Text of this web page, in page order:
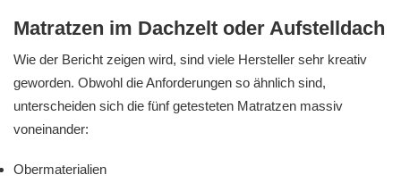
Matratzen im Dachzelt oder Aufstelldach
Wie der Bericht zeigen wird, sind viele Hersteller sehr kreativ
geworden. Obwohl die Anforderungen so ähnlich sind,
unterscheiden sich die fünf getesteten Matratzen massiv
voneinander:
Obermaterialien